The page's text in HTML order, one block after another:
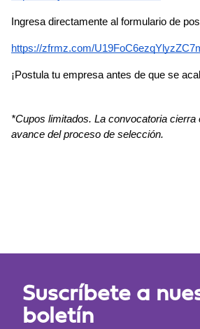
Ingresa directamente al formulario de
https://zfrmz.com/
¡Postula tu empresa antes de que se
*Cupos limitados. La convocatoria cierra
avance del proceso de selección.
Suscríbete a
boletín